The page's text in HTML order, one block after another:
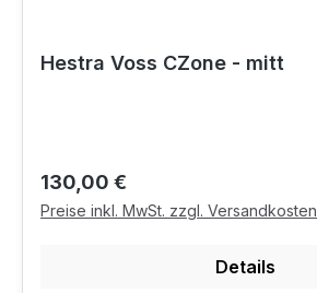
Hestra Voss CZone - mitt
Regulärer Preis:
130,00 €
Preise inkl. MwSt. zzgl. Versandkosten
Details